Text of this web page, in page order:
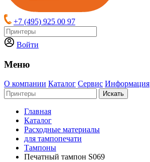
+7 (495) 925 00 97
Войти
Меню
О компании Каталог Сервис Информация
Искать
Главная
Каталог
Расходные материалы
для тампопечати
Тампоны
Печатный тампон S069